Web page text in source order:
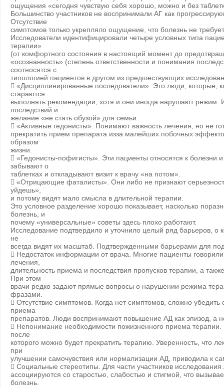
ощущения «сегодня чувствую себя хорошо, можно и без
Большинство участников не воспринимали АГ как
Отсутствие
симптомов только укрепляло ощущение, что болезнь не
Исследователи идентифицировали четыре условных типа
терапии»
(от комфортного состояния в настоящий момент до
«осознанность» (степень ответственности и понимания
соотносятся c
типологией пациентов в другом из предшествующих
 «Дисциплинированные последователи». Это люди, которые,
стараются
выполнять рекомендации, хотя и они иногда нарушают режим.
последствий и
желание «не стать обузой» для семьи.
 «Активные гедонисты». Понимают важность лечения, но не
прекратить прием препарата изза малейших побочных
образом
жизни.
 «Гедонисты-пофигисты». Эти пациенты относятся к болезни
забывают о
таблетках и откладывают визит к врачу «на потом».
 «Отрицающие фаталисты». Они либо не признают
уйдешь»,
и потому видят мало смысла в длительной терапии.
Это условное разделение хорошо показывает, насколько
болезнь, и
почему «универсальные» советы здесь плохо работают.
Исследование подтвердило и уточнило целый ряд барьеров, о
не
всегда видят их масштаб. Подтвержденными барьерами для
 Недостаток информации от врача. Многие пациенты
лечения,
длительность приема и последствия пропусков терапии, а
При этом
врачи редко задают прямые вопросы о нарушении режима
фразами.
 Отсутствие симптомов. Когда нет симптомов, сложно
приема
препаратов. Люди воспринимают повышение АД как эпизод, а
 Непонимание необходимости пожизненного приема
после
которого можно будет прекратить терапию. Уверенность, что
при
улучшении самочувствия или нормализации АД, приводила к
 Социальные стереотипы. Для части участников
ассоциируются со старостью, слабостью и стигмой, что
болезнь.